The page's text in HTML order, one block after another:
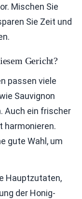
Mischen Sie
Sie Zeit und
Gericht?
passen viele
Sauvignon
Auch ein frischer
harmonieren.
gute Wahl, um
Hauptzutaten,
der Honig-